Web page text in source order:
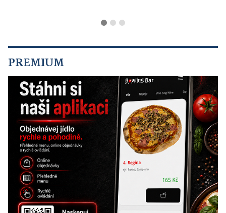
PREMIUM